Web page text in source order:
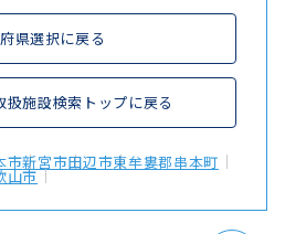
県選択に戻る
扱施設検索トップに戻る
市新宮市田辺市東牟婁郡串本町
山市